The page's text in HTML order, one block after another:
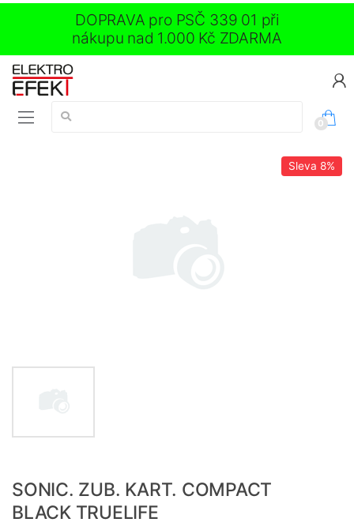
DOPRAVA pro PSČ 339 01 při
nákupu nad 1.000 Kč ZDARMA
Vyhledávání:
0
Sleva 8%
SONIC. ZUB. KART. COMPACT
BLACK TRUELIFE